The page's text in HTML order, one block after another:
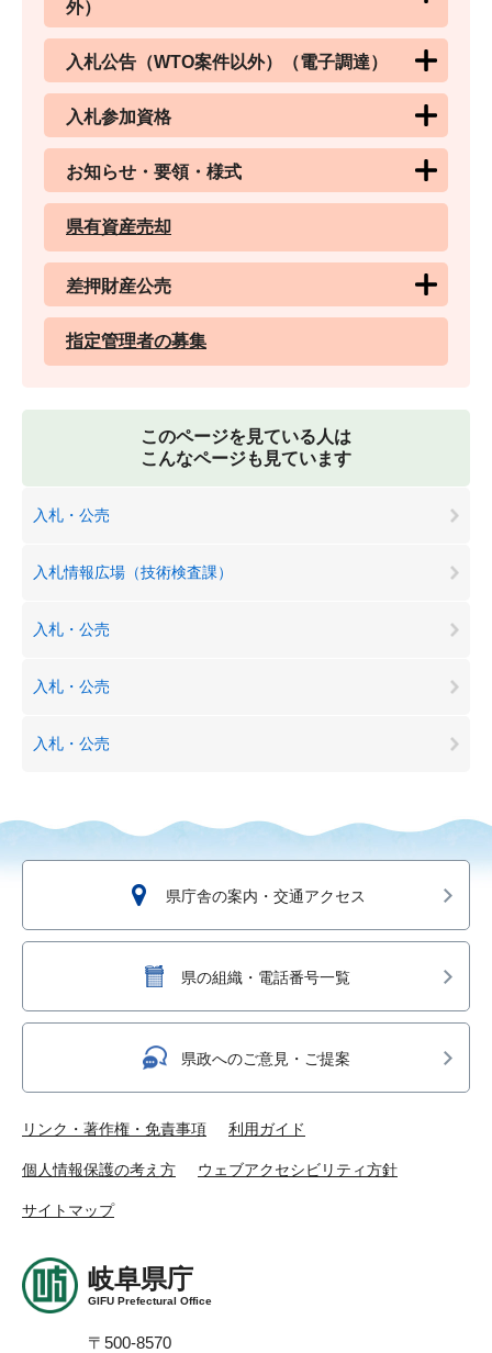
外）
入札公告（WTO案件以外）（電子調達）
入札参加資格
お知らせ・要領・様式
県有資産売却
差押財産公売
指定管理者の募集
このページを見ている人は
こんなページも見ています
入札・公売
入札情報広場（技術検査課）
入札・公売
入札・公売
入札・公売
県庁舎の案内・交通アクセス
県の組織・電話番号一覧
県政へのご意見・ご提案
リンク・著作権・免責事項 利用ガイド
個人情報保護の考え方 ウェブアクセシビリティ方針
サイトマップ
岐阜県庁
GIFU Prefectural Office
〒500-8570